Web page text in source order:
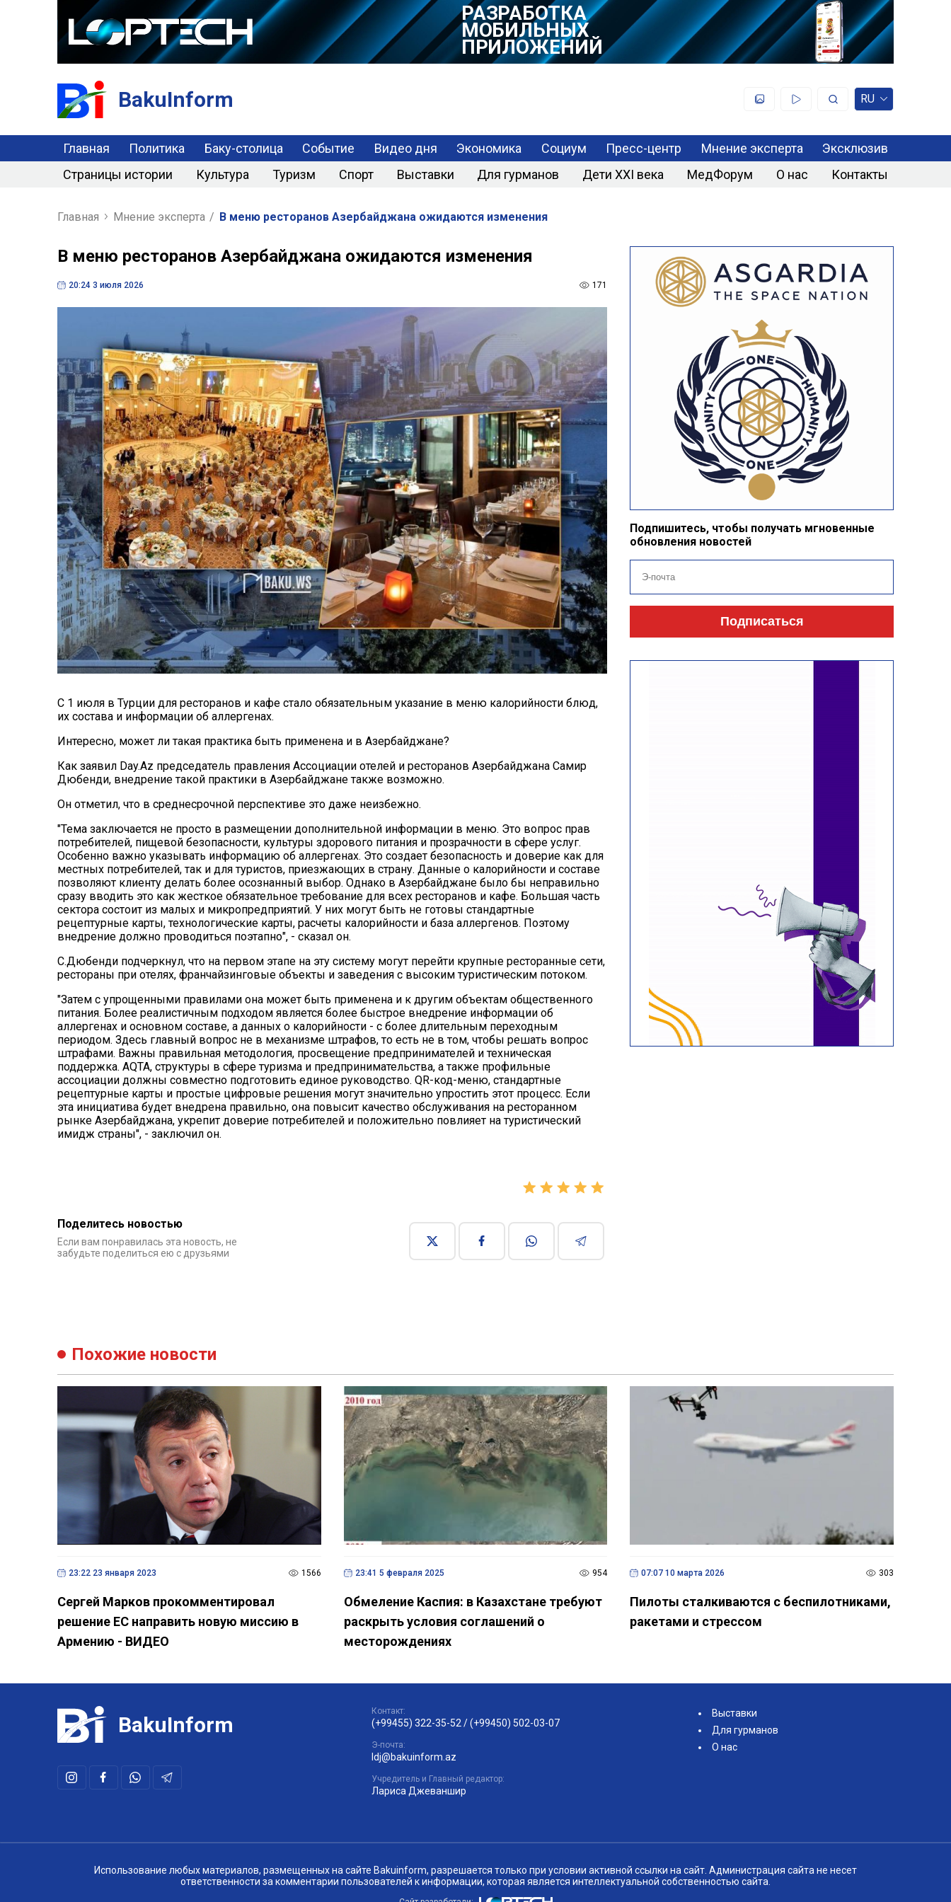
РАЗРАБОТКА
МОБИЛЬНЫХ
ПРИЛОЖЕНИЙ
BakuInform RU
Главная Политика Баку-столица Событие Видео дня Экономика Социум Пресс-центр Мнение эксперта
Эксклюзив
Страницы истории
Культура Туризм Спорт Выставки Для гурманов Дети XXI века МедФорум О нас Контакты
Главная Мнение эксперта / В меню ресторанов Азербайджана ожидаются изменения
В меню ресторанов Азербайджана ожидаются изменения
20:24 3 июля 2026 171
С 1 июля в Турции для ресторанов и кафе стало обязательным указание в меню калорийности блюд,
их состава и информации об аллергенах.
Интересно, может ли такая практика быть применена и в Азербайджане?
Как заявил Day.Az председатель правления Ассоциации отелей и ресторанов Азербайджана Самир
Дюбенди, внедрение такой практики в Азербайджане также возможно.
Он отметил, что в среднесрочной перспективе это даже неизбежно.
"Тема заключается не просто в размещении дополнительной информации в меню. Это вопрос прав
потребителей, пищевой безопасности, культуры здорового питания и прозрачности в сфере услуг.
Особенно важно указывать информацию об аллергенах. Это создает безопасность и доверие как для
местных потребителей, так и для туристов, приезжающих в страну. Данные о калорийности и составе
позволяют клиенту делать более осознанный выбор. Однако в Азербайджане было бы неправильно
сразу вводить это как жесткое обязательное требование для всех ресторанов и кафе. Большая часть
сектора состоит из малых и микропредприятий. У них могут быть не готовы стандартные
рецептурные карты, технологические карты, расчеты калорийности и база аллергенов. Поэтому
внедрение должно проводиться поэтапно", - сказал он.
С.Дюбенди подчеркнул, что на первом этапе на эту систему могут перейти крупные ресторанные сети,
рестораны при отелях, франчайзинговые объекты и заведения с высоким туристическим потоком.
"Затем с упрощенными правилами она может быть применена и к другим объектам общественного
питания. Более реалистичным подходом является более быстрое внедрение информации об
аллергенах и основном составе, а данных о калорийности - с более длительным переходным
периодом. Здесь главный вопрос не в механизме штрафов, то есть не в том, чтобы решать вопрос
штрафами. Важны правильная методология, просвещение предпринимателей и техническая
поддержка. AQTA, структуры в сфере туризма и предпринимательства, а также профильные
ассоциации должны совместно подготовить единое руководство. QR-код-меню, стандартные
рецептурные карты и простые цифровые решения могут значительно упростить этот процесс. Если
эта инициатива будет внедрена правильно, она повысит качество обслуживания на ресторанном
рынке Азербайджана, укрепит доверие потребителей и положительно повлияет на туристический
имидж страны", - заключил он.
Поделитесь новостью
Если вам понравилась эта новость, не
забудьте поделиться ею с друзьями
Подпишитесь, чтобы получать мгновенные
обновления новостей
Подписаться
Похожие новости
23:22 23 января 2023 1566
Сергей Марков прокомментировал
решение ЕС направить новую миссию в
Армению - ВИДЕО
23:41 5 февраля 2025 954
Обмеление Каспия: в Казахстане требуют
раскрыть условия соглашений о
месторождениях
07:07 10 марта 2026 303
Пилоты сталкиваются с беспилотниками,
ракетами и стрессом
BakuInform
Контакт:
(+99455) 322-35-52 /(+99450) 502-03-07
Э-почта:
ldj@bakuinform.az
Учредитель и Главный редактор:
Лариса Джеваншир
Выставки
Для гурманов
О нас
Использование любых материалов, размещенных на сайте Bakuinform, разрешается только при условии активной ссылки на сайт. Администрация сайта не несет
ответственности за комментарии пользователей к информации, которая является интеллектуальной собственностью сайта.